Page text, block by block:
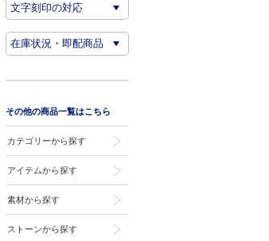
その他の商品一覧はこちら
カテゴリーから探す
アイテムから探す
素材から探す
ストーンから探す